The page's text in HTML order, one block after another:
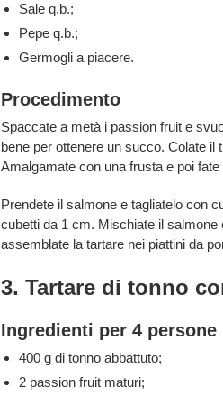
Sale q.b.;
Pepe q.b.;
Germogli a piacere.
Procedimento
Spaccate a metà i passion fruit e
bene per ottenere un succo. Colate il
Amalgamate con una frusta e poi fate
Prendete il salmone e tagliatelo con
cubetti da 1 cm. Mischiate il
assemblate la tartare nei piattini da
3. Tartare di tonno
Ingredienti per 4 persone
400 g di tonno abbattuto;
2 passion fruit maturi;